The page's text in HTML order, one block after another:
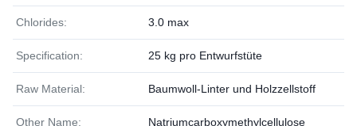
Chlorides: 3.0 max
Specification: 25 kg pro Entwurfstüte
Raw Material: Baumwoll-Linter und Holzzellstoff
Other Name: Natriumcarboxymethylcellulose